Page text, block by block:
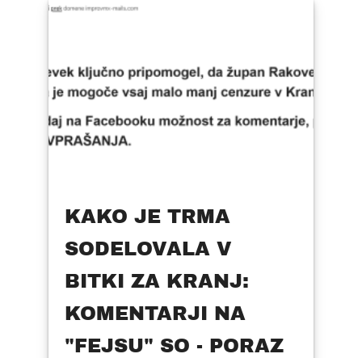
KAKO JE TRMA
SODELOVALA V
BITKI ZA KRANJ:
KOMENTARJI NA
"FEJSU" SO - PORAZ